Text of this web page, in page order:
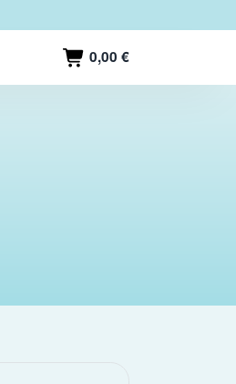
0,00 €